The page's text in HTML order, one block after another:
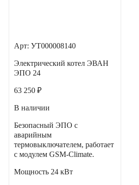
Арт: УТ000008140
Электрический котел ЭВАН
ЭПО 24
63 250 ₽
В наличии
Безопасный ЭПО с
аварийным
термовыключателем, работает
с модулем GSM-Climate.
Мощность 24 кВт